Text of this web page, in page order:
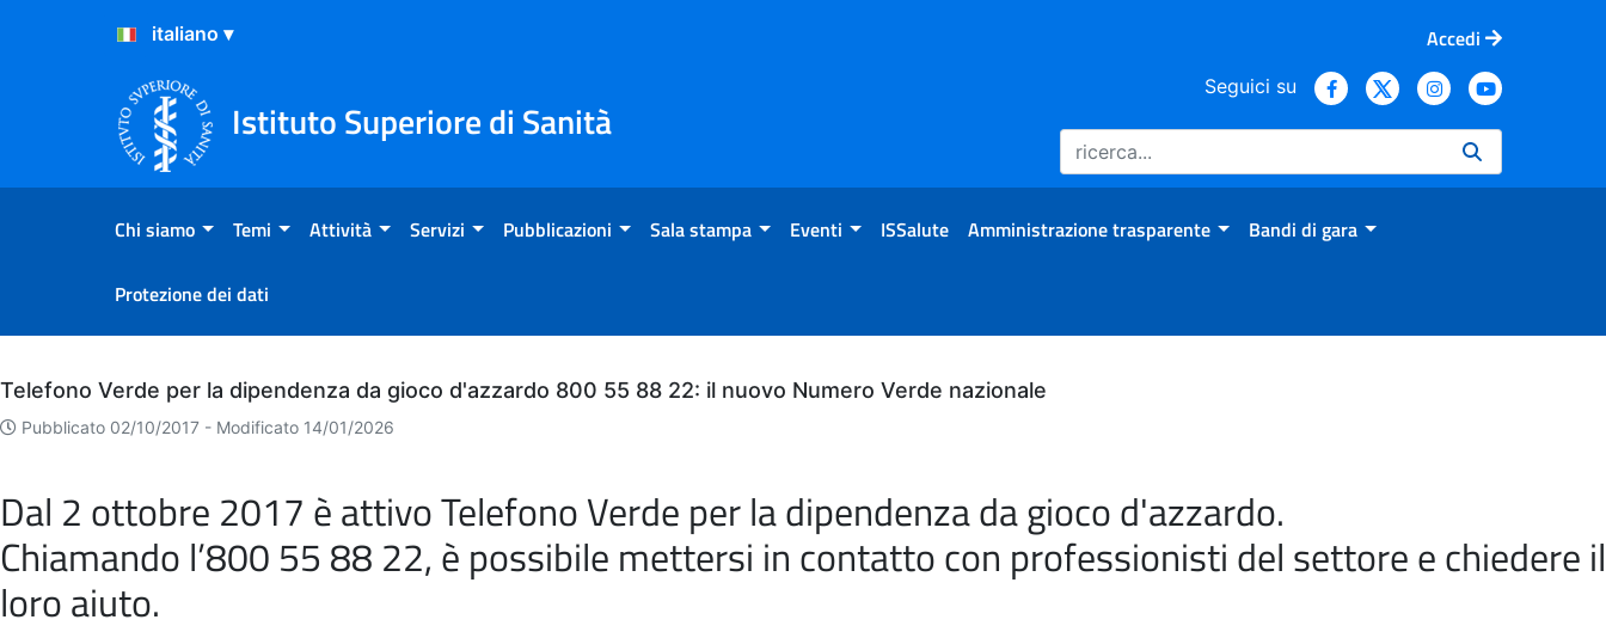
Salta al Contenuto
Salta al Footer
Accedi
Istituto Superiore di Sanità
Seguici su
Chi siamo Temi Attività Servizi Pubblicazioni Sala stampa Eventi ISSalute Amministrazione trasparente Bandi di gara
Protezione dei dati
Archivio
Telefono Verde per la dipendenza da gioco d'azzardo 800 55 88 22: il nuovo Numero Verde nazionale
Pubblicato 02/10/2017 - Modificato 14/01/2026
Dal 2 ottobre 2017 è attivo Telefono Verde per la dipendenza da gioco d'azzardo.
Chiamando l’800 55 88 22, è possibile mettersi in contatto con professionisti del settore e chiedere il
loro aiuto.